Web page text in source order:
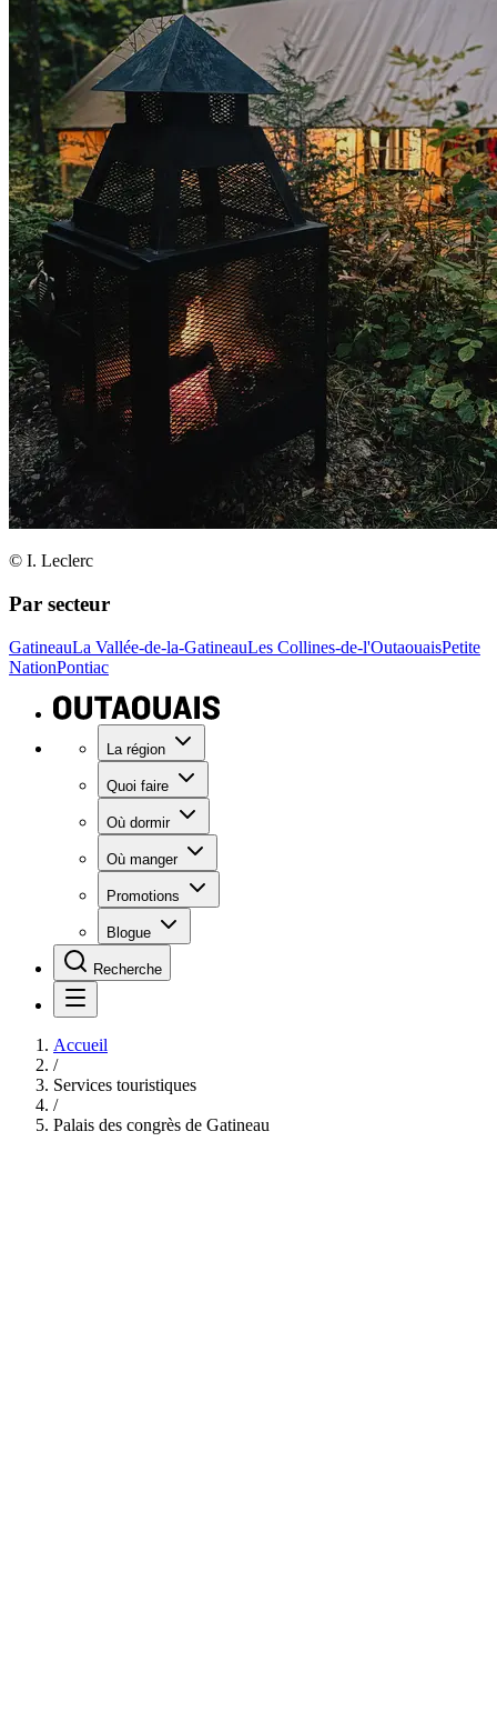
© I. Leclerc
Par secteur
GatineauLa Vallée-de-la-GatineauLes Collines-de-l'OutaouaisPetite
NationPontiac
La région
Quoi faire
Où dormir
Où manger
Promotions
Blogue
Recherche
Accueil
/
Services touristiques
/
Palais des congrès de Gatineau